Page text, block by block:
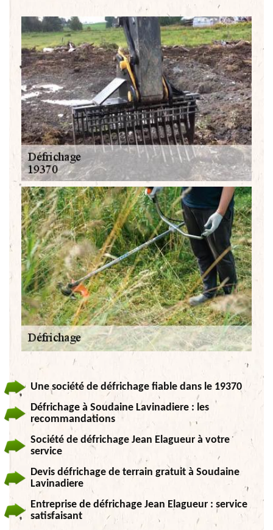
Une société de défrichage fiable dans le 19370
Défrichage à Soudaine Lavinadiere : les
recommandations
Société de défrichage Jean Elagueur à votre
service
Devis défrichage de terrain gratuit à Soudaine
Lavinadiere
Entreprise de défrichage Jean Elagueur : service
satisfaisant